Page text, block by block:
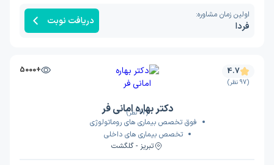
اولین زمان مشاوره:
فردا دریافت نوبت
(97 نظر)
+5000 4.7
(97 نظر)
دکتر بهاره امانی فر
فوق تخصص بیماری های روماتولوژی
تخصص بیماری های داخلی
تبریز - گلگشت